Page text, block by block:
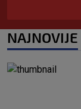
NAJNOVIJE